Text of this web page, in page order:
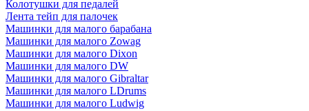
Колотушки для педалей
Лента тейп для палочек
Машинки для малого барабана
Машинки для малого Zowag
Машинки для малого Dixon
Машинки для малого DW
Машинки для малого Gibraltar
Машинки для малого LDrums
Машинки для малого Ludwig